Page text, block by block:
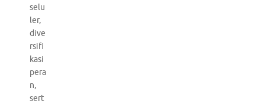
selu
ler,
dive
rsifi
kasi
pera
n,
sert